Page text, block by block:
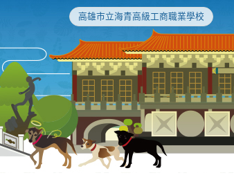
高雄市立海青高級工商職業學校